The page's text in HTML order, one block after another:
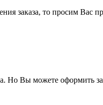
заказа, то просим Вас
Но Вы можете оформить